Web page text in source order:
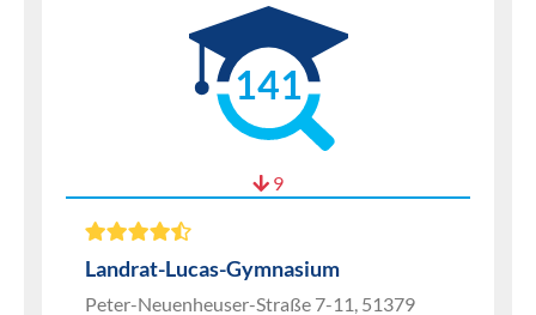
141
9
Landrat-Lucas-Gymnasium
Peter-Neuenheuser-Straße 7-11, 51379